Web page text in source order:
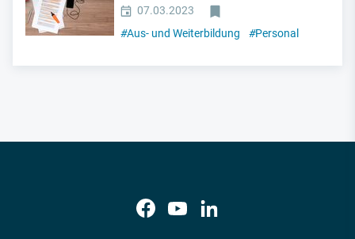
07.03.2023
#Aus- und Weiterbildung #Personal